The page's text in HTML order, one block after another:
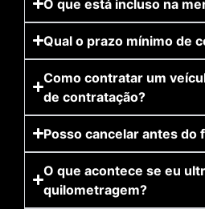
O que está incluso na
Qual o prazo mínimo de
Como contratar um
de contratação?
Posso cancelar antes do
O que acontece se eu
quilometragem?